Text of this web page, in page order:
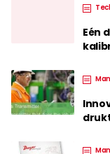
Eén